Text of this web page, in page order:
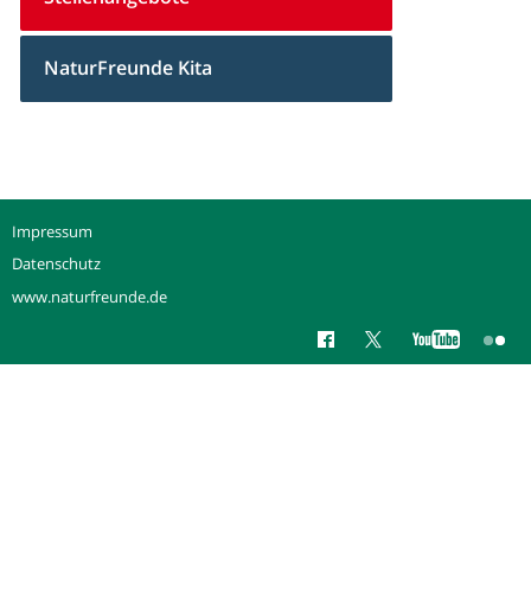
NaturFreunde Kita
Impressum
Datenschutz
www.naturfreunde.de